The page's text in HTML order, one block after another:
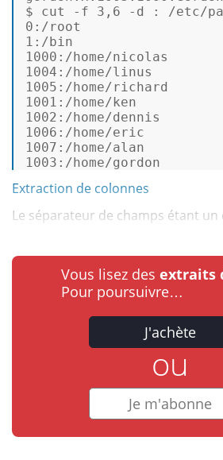
$ cut -f 3 , 6 -d : /etc/
0 :/root
1 :/bin
1000 :/home/nicolas
1004 :/home/linus
1005 :/home/richard
1001 :/home/ken
1002 :/home/dennis
1006 :/home/eric
1007 :/home/alan
1003 :/home/gordon
Extraction de colonnes
Le séparateur de champs étant un
Vous lisez des extraits
Pour poursuivre…
J'achète
ou
Je m'abonne